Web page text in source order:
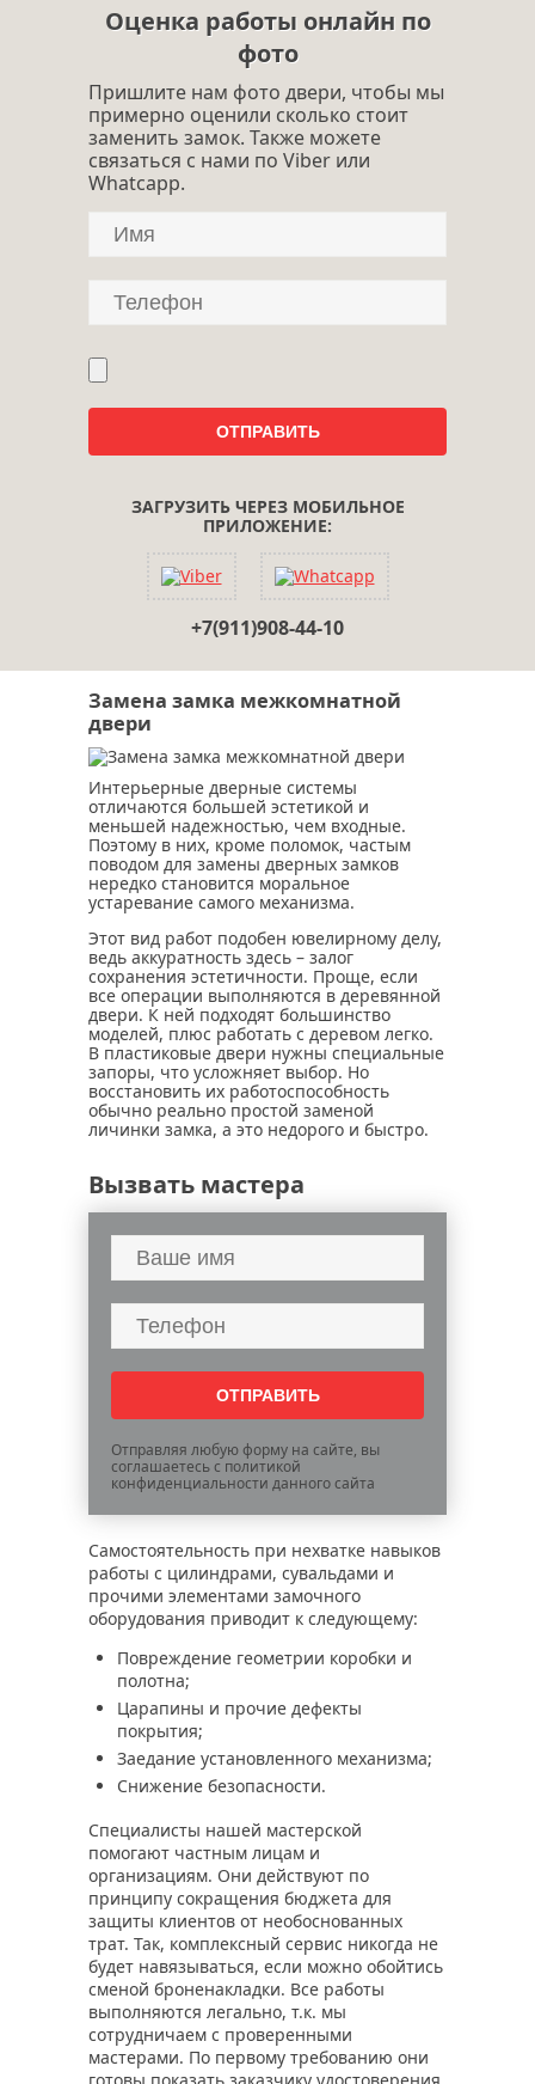
Оценка работы онлайн по
фото
Пришлите нам фото двери, чтобы мы
примерно оценили сколько стоит
заменить замок. Также можете
связаться с нами по Viber или
Whatcapp.
ЗАГРУЗИТЬ ЧЕРЕЗ МОБИЛЬНОЕ
ПРИЛОЖЕНИЕ:
+7(911)908-44-10
Замена замка межкомнатной
двери
Интерьерные дверные системы
отличаются большей эстетикой и
меньшей надежностью, чем входные.
Поэтому в них, кроме поломок, частым
поводом для замены дверных замков
нередко становится моральное
устаревание самого механизма.
Этот вид работ подобен ювелирному делу,
ведь аккуратность здесь – залог
сохранения эстетичности. Проще, если
все операции выполняются в деревянной
двери. К ней подходят большинство
моделей, плюс работать с деревом легко.
В пластиковые двери нужны специальные
запоры, что усложняет выбор. Но
восстановить их работоспособность
обычно реально простой заменой
личинки замка, а это недорого и быстро.
Вызвать мастера
Отправляя любую форму на сайте, вы
соглашаетесь с политикой
конфиденциальности данного сайта
Самостоятельность при нехватке навыков
работы с цилиндрами, сувальдами и
прочими элементами замочного
оборудования приводит к следующему:
Повреждение геометрии коробки и
полотна;
Царапины и прочие дефекты
покрытия;
Заедание установленного механизма;
Снижение безопасности.
Специалисты нашей мастерской
помогают частным лицам и
организациям. Они действуют по
принципу сокращения бюджета для
защиты клиентов от необоснованных
трат. Так, комплексный сервис никогда не
будет навязываться, если можно обойтись
сменой броненакладки. Все работы
выполняются легально, т.к. мы
сотрудничаем с проверенными
мастерами. По первому требованию они